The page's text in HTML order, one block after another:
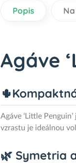
Popis
Agáve
Agáve ‘Little
vzrastu je ideálnou
🌿 Symetria